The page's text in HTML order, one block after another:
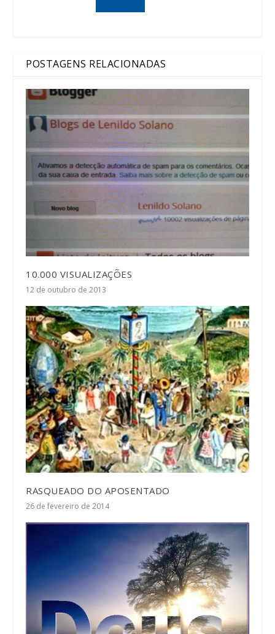
POSTAGENS RELACIONADAS
10.000 VISUALIZAÇÕES
12 de outubro de 2013
RASQUEADO DO APOSENTADO
26 de fevereiro de 2014